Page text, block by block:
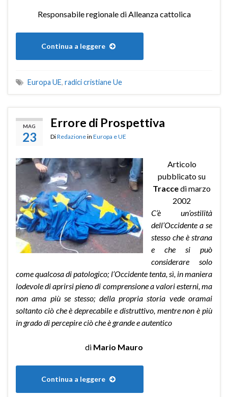
Responsabile regionale di Alleanza cattolica
Continua a leggere
Europa UE, radici cristiane Ue
MAG
23
Errore di Prospettiva
DiRedazionein Europa e UE
Articolo
pubblicato su
Traccedi marzo
2002
C’è un’ostilità
dell’Occidente a se
stesso che è strana
e che si può
considerare solo
come qualcosa di patologico; l’Occidente tenta, sì, in maniera
lodevole di aprirsi pieno di comprensione a valori esterni, ma
non ama più se stesso; della propria storia vede oramai
soltanto ciò che è deprecabile e distruttivo, mentre non è più
in grado di percepire ciò che è grande e autentico
di Mario Mauro
Continua a leggere